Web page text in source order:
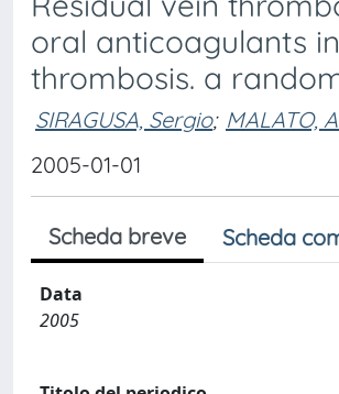
oral anticoagulants
thrombosis. a
SIRAGUSA, Sergio; MALATO,
2005-01-01
Scheda breve Scheda
Data
2005